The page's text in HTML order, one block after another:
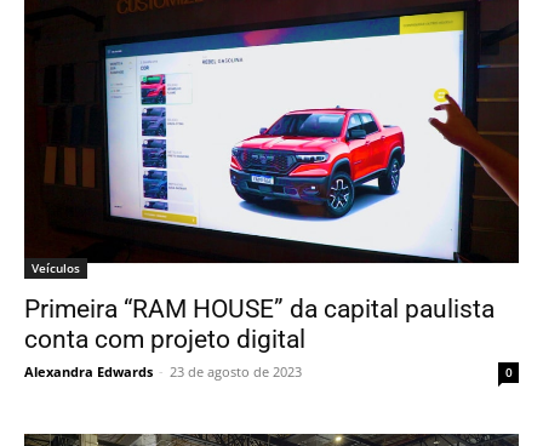
Veículos
Primeira “RAM HOUSE” da capital paulista
conta com projeto digital
Alexandra Edwards - 23 de agosto de 2023 0